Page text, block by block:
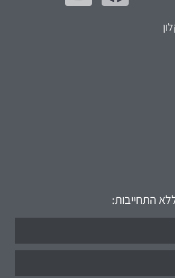
התחייבות: